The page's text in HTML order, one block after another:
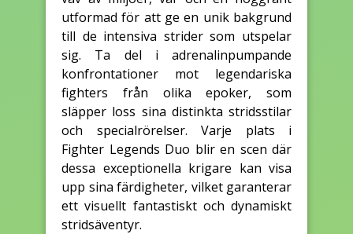
utformad för att ge en unik bakgrund
till de intensiva strider som utspelar
sig. Ta del i adrenalinpumpande
konfrontationer mot legendariska
fighters från olika epoker, som
släpper loss sina distinkta stridsstilar
och specialrörelser. Varje plats i
Fighter Legends Duo blir en scen där
dessa exceptionella krigare kan visa
upp sina färdigheter, vilket garanterar
ett visuellt fantastiskt och dynamiskt
stridsäventyr.